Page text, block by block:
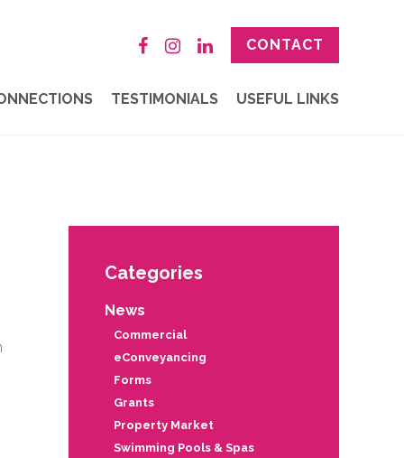
CONTACT
TESTIMONIALS USEFUL LINKS
Categories
News
Commercial
eConveyancing
Forms
Grants
Property Market
Swimming Pools & Spas